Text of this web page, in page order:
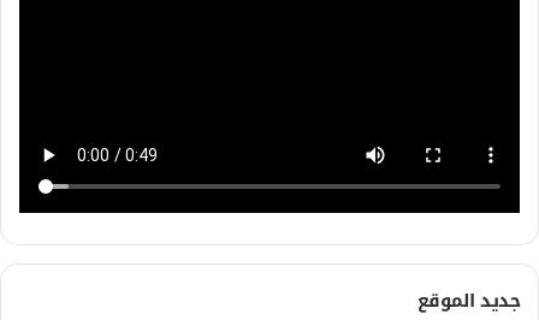
جديد الموقع